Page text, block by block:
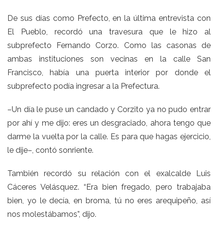
De sus días como Prefecto, en la última entrevista con
El Pueblo, recordó una travesura que le hizo al
subprefecto Fernando Corzo. Como las casonas de
ambas instituciones son vecinas en la calle San
Francisco, había una puerta interior por donde el
subprefecto podía ingresar a la Prefectura.
–Un día le puse un candado y Corzito ya no pudo entrar
por ahí y me dijo: eres un desgraciado, ahora tengo que
darme la vuelta por la calle. Es para que hagas ejercicio,
le dije–, contó sonriente.
También recordó su relación con el exalcalde Luis
Cáceres Velásquez. “Era bien fregado, pero trabajaba
bien, yo le decía, en broma, tú no eres arequipeño, así
nos molestábamos”, dijo.